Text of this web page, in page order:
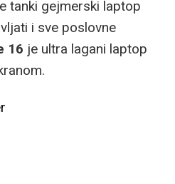
tanki gejmerski laptop
i sve poslovne
16 je ultra lagani laptop